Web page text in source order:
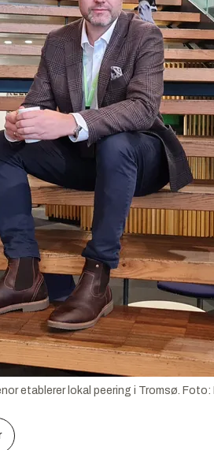
etablerer lokal peering i Tromsø. Foto: